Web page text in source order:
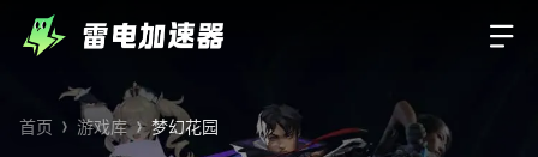
首页 游戏库 梦幻花园